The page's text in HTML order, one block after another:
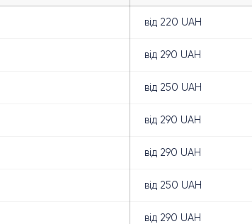
від 220 UAH
від 290 UAH
від 250 UAH
від 290 UAH
від 290 UAH
від 250 UAH
від 290 UAH